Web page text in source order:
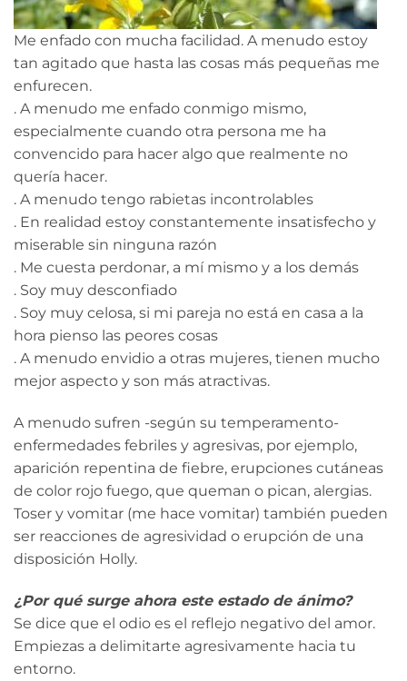
Me enfado con mucha facilidad. A menudo estoy
tan agitado que hasta las cosas más pequeñas me
enfurecen.
. A menudo me enfado conmigo mismo,
especialmente cuando otra persona me ha
convencido para hacer algo que realmente no
quería hacer.
. A menudo tengo rabietas incontrolables
. En realidad estoy constantemente insatisfecho y
miserable sin ninguna razón
. Me cuesta perdonar, a mí mismo y a los demás
. Soy muy desconfiado
. Soy muy celosa, si mi pareja no está en casa a la
hora pienso las peores cosas
. A menudo envidio a otras mujeres, tienen mucho
mejor aspecto y son más atractivas.
A menudo sufren -según su temperamento-
enfermedades febriles y agresivas, por ejemplo,
aparición repentina de fiebre, erupciones cutáneas
de color rojo fuego, que queman o pican, alergias.
Toser y vomitar (me hace vomitar) también pueden
ser reacciones de agresividad o erupción de una
disposición Holly.
¿Por qué surge ahora este estado de ánimo?
Se dice que el odio es el reflejo negativo del amor.
Empiezas a delimitarte agresivamente hacia tu
entorno.